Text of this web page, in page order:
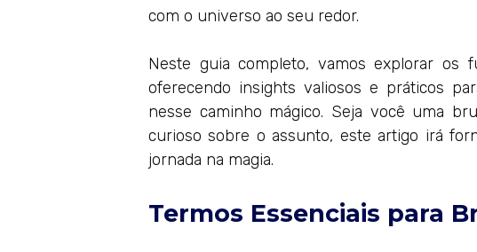
com o universo ao seu redor.
Neste guia completo, vamos explorar os
oferecendo insights valiosos e práticos
nesse caminho mágico. Seja você uma
curioso sobre o assunto, este artigo irá
jornada na magia.
Termos Essenciais para